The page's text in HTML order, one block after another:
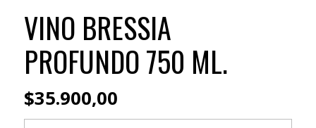
VINO BRESSIA
PROFUNDO 750 ML.
$35.900,00